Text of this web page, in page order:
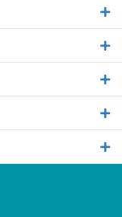
be
on
product